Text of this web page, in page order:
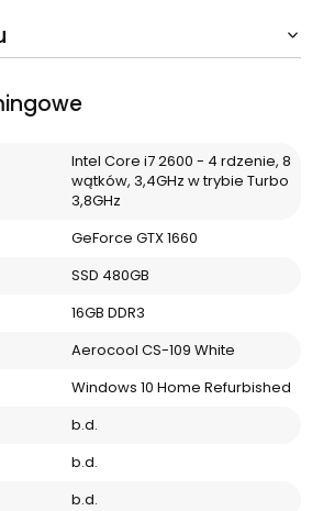
Intel Core i7 2600 - 4 rdzenie, 8
wątków, 3,4GHz w trybie Turbo
3,8GHz
GeForce GTX 1660
SSD 480GB
16GB DDR3
Aerocool CS-109 White
Windows 10 Home Refurbished
b.d.
b.d.
b.d.